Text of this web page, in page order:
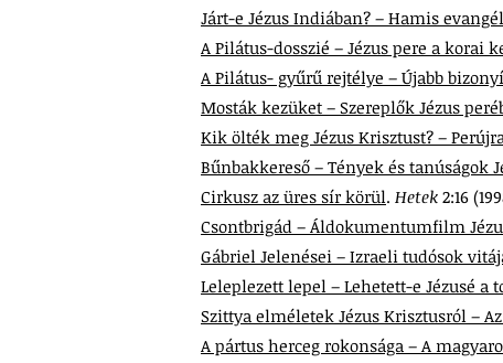
Járt-e Jézus Indiában? – Hamis
A Pilátus-dosszié – Jézus pere a korai
A Pilátus- gyűrű rejtélye – Újabb
Mosták kezüket – Szereplők Jézus
Kik ölték meg Jézus Krisztust? –
Bűnbakkereső – Tények és tanúságok
Cirkusz az üres sír körül. Hetek 2:16
Csontbrigád – Áldokumentumfilm
Gábriel Jelenései – Izraeli tudósok
Leleplezett lepel – Lehetett-e Jézusé a
Szittya elméletek Jézus Krisztusról –
A pártus herceg rokonsága – A